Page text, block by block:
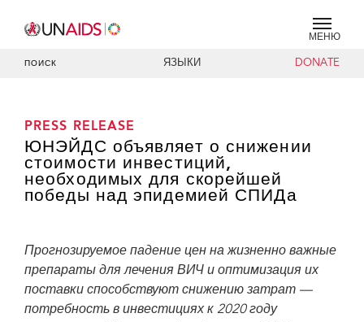
МЕНЮ
ПОИСК ЯЗЫКИ DONATE
PRESS RELEASE
ЮНЭЙДС объявляет о снижении
стоимости инвестиций,
необходимых для скорейшей
победы над эпидемией СПИДа
Прогнозируемое падение цен на жизненно важные
препараты для лечения ВИЧ и оптимизация их
поставки способствуют снижению затрат —
потребность в инвестициях к 2020 году